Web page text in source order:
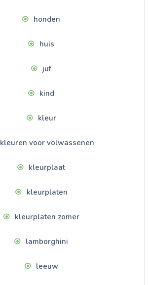
honden
huis
juf
kind
kleur
kleuren voor volwassenen
kleurplaat
kleurplaten
kleurplaten zomer
lamborghini
leeuw